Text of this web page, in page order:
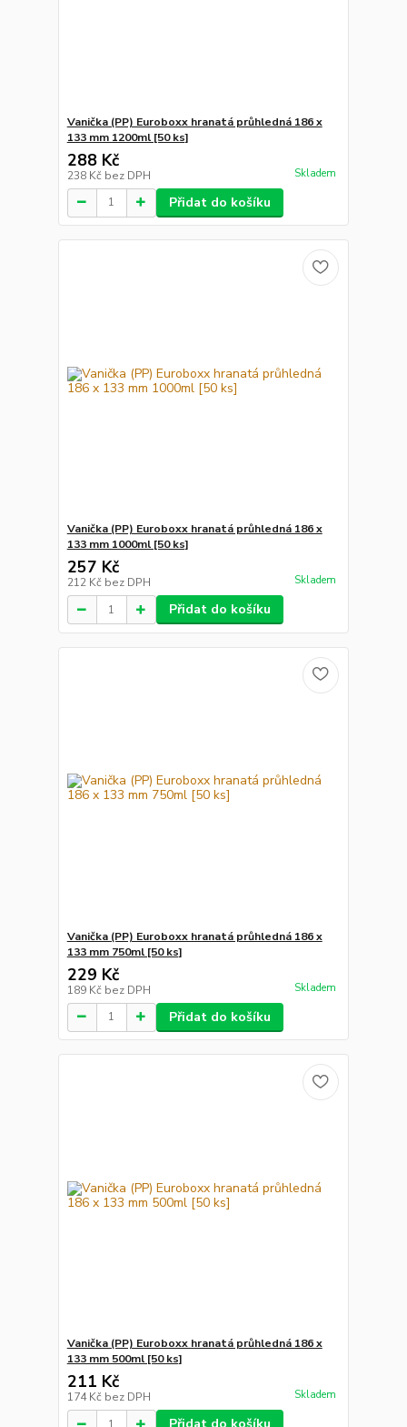
Vanička (PP) Euroboxx hranatá průhledná 186 x
133 mm 1200ml [50 ks]
288 Kč
238 Kč bez DPH Skladem
Přidat do košíku
Vanička (PP) Euroboxx hranatá průhledná 186 x
133 mm 1000ml [50 ks]
257 Kč
212 Kč bez DPH Skladem
Přidat do košíku
Vanička (PP) Euroboxx hranatá průhledná 186 x
133 mm 750ml [50 ks]
229 Kč
189 Kč bez DPH Skladem
Přidat do košíku
Vanička (PP) Euroboxx hranatá průhledná 186 x
133 mm 500ml [50 ks]
211 Kč
174 Kč bez DPH Skladem